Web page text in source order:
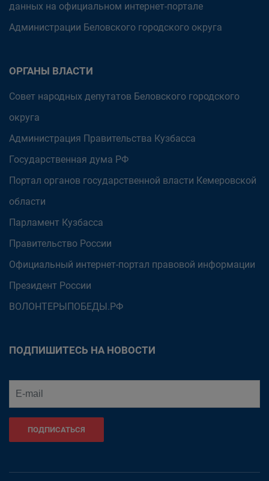
данных на официальном интернет-портале
Администрации Беловского городского округа
ОРГАНЫ ВЛАСТИ
Совет народных депутатов Беловского городского
округа
Администрация Правительства Кузбасса
Государственная дума РФ
Портал органов государственной власти Кемеровской
области
Парламент Кузбасса
Правительство России
Официальный интернет-портал правовой информации
Президент России
ВОЛОНТЕРЫПОБЕДЫ.РФ
ПОДПИШИТЕСЬ НА НОВОСТИ
ПОДПИСАТЬСЯ